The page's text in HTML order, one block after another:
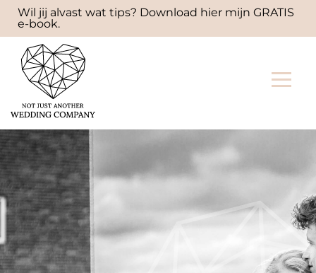
Wil jij alvast wat tips? Download hier mijn GRATIS
e-book.